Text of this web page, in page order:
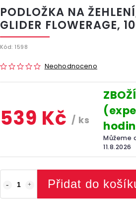
PODLOŽKA NA
GLIDER FLOWERAGE,
Kód: 1598
Neohodnoceno
539 Kč / ks
Můžeme
11.8.2026
Přidat do